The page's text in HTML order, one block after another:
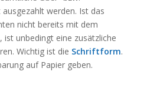
werden. Ist das
nicht bereits mit dem
ist unbedingt eine zusätzliche
Wichtig ist die Schriftform.
auf Papier geben.